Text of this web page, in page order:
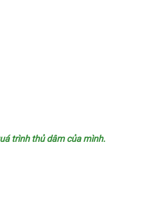
trình thủ dâmonline
của mình.